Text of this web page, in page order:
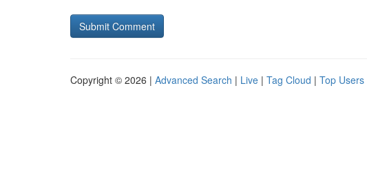
Copyright © 2026 | Advanced Search | Live | Tag Cloud | Top Users